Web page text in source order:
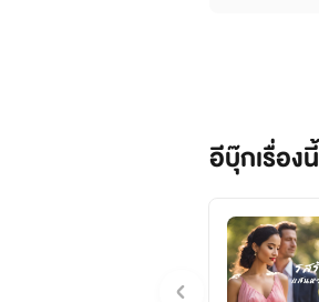
อีบุ๊กเรื่องนี้